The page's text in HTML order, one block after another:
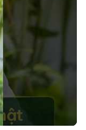
phương khi các
Các yếu tố
tư ESG, và
lưu lượng vốn
trò của thông
khi kết nối các